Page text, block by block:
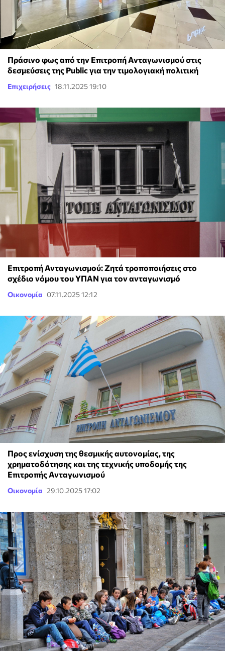
Πράσινο φως από την Επιτροπή Ανταγωνισμού στις
δεσμεύσεις της Public για την τιμολογιακή πολιτική
Επιχειρήσεις 18.11.2025 19:10
Επιτροπή Ανταγωνισμού: Ζητά τροποποιήσεις στο
σχέδιο νόμου του ΥΠΑΝ για τον ανταγωνισμό
Οικονομία 07.11.2025 12:12
Προς ενίσχυση της θεσμικής αυτονομίας, της
χρηματοδότησης και της τεχνικής υποδομής της
Επιτροπής Ανταγωνισμού
Οικονομία 29.10.2025 17:02